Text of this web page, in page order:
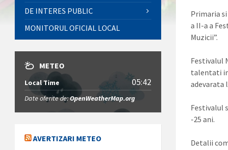
Primaria
a II-a a
Muzicii”.
Festivalul
talentati
adevarata
Festivalul
-25 ani.
Detalii
DE INTERES PUBLIC
MONITORUL OFICIAL LOCAL
METEO
Local Time 05:42
Date oferite de:OpenWeatherMap.org
AVERTIZARI METEO